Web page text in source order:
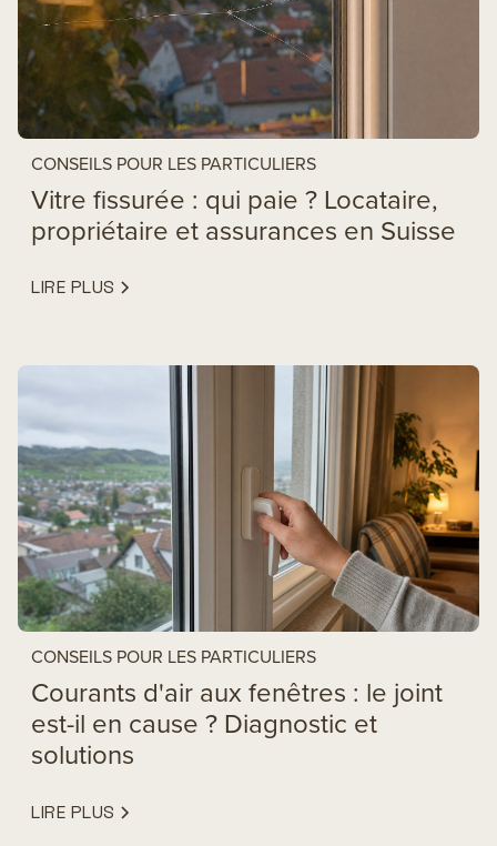
CONSEILS POUR LES PARTICULIERS
Vitre fissurée : qui paie ? Locataire,
propriétaire et assurances en Suisse
LIRE PLUS
CONSEILS POUR LES PARTICULIERS
Courants d'air aux fenêtres : le joint
est-il en cause ? Diagnostic et
solutions
LIRE PLUS